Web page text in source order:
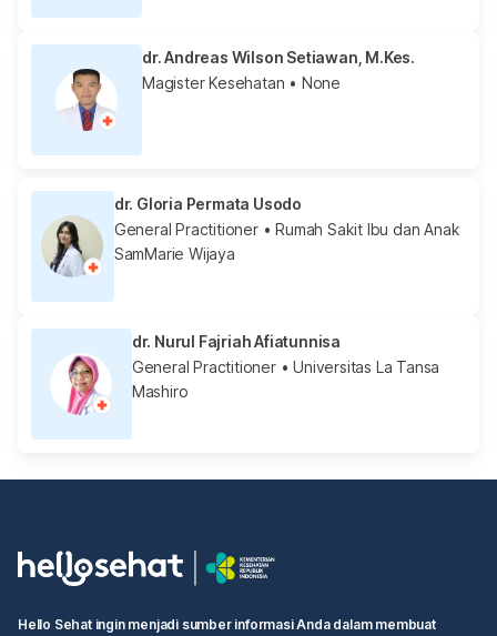
dr. Andreas Wilson Setiawan, M.Kes.
Magister Kesehatan • None
dr. Gloria Permata Usodo
General Practitioner• Rumah Sakit Ibu dan Anak
SamMarie Wijaya
dr. Nurul Fajriah Afiatunnisa
General Practitioner• Universitas La Tansa
Mashiro
Hello Sehat ingin menjadi sumber informasi Anda dalam membuat